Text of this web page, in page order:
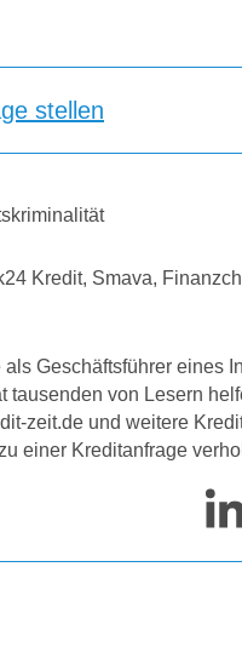
stellen
Kredit, Smava,
Geschäftsführer eines
von Lesern
zeit.de und weitere
einer Kreditanfrage